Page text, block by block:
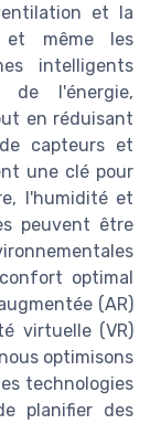
et la
et même les
intelligents
de l'énergie,
en réduisant
capteurs et
une clé pour
l'humidité et
peuvent être
optimal
(AR)
virtuelle (VR)
optimisons
technologies
planifier des